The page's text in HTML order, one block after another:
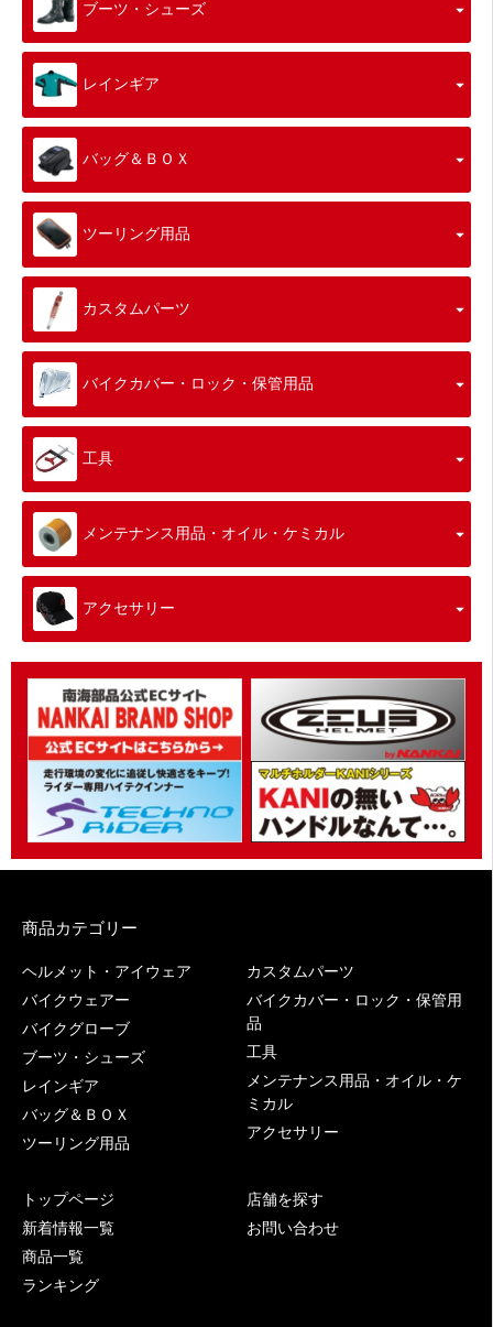
ブーツ・シューズ
レインギア
バッグ＆ＢＯＸ
ツーリング用品
カスタムパーツ
バイクカバー・ロック・保管用品
工具
メンテナンス用品・オイル・ケミカル
アクセサリー
商品カテゴリー
ヘルメット・アイウェア
バイクウェアー
バイクグローブ
ブーツ・シューズ
レインギア
バッグ＆ＢＯＸ
ツーリング用品
カスタムパーツ
バイクカバー・ロック・保管用
品
工具
メンテナンス用品・オイル・ケ
ミカル
アクセサリー
トップページ
新着情報一覧
商品一覧
ランキング
店舗を探す
お問い合わせ